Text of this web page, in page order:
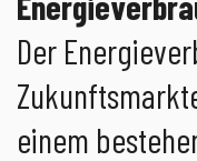
Der
einem